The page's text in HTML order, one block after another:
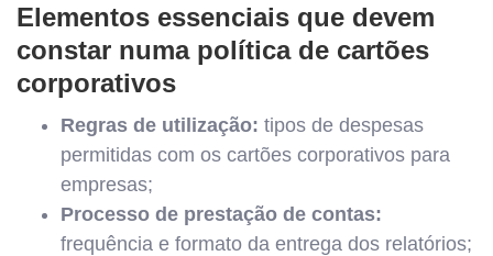
Elementos essenciais que devem
constar numa política de cartões
corporativos
Regras de utilização: tipos de despesas
permitidas com os cartões corporativos para
empresas;
Processo de prestação de contas:
frequência e formato da entrega dos relatórios;